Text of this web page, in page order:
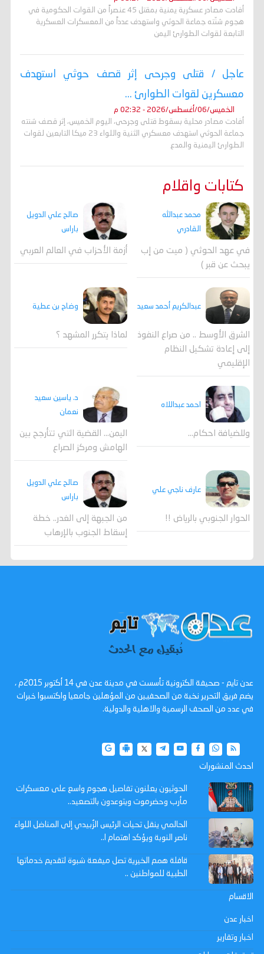
أفادت مصادر عسكرية يمنية بمقتل 45 عنصراً من القوات الحكومية في
هجوم شنّته جماعة الحوثي واستهدف عدداً من المعسكرات العسكرية
التابعة لقوات الطوارئ اليمن
عاجل / قتلى وجرحى إثر قصف حوثي استهدف
معسكرين لقوات الطوارئ ...
الخميس/06/أغسطس/2026 - 02:32 م
أفادت مصادر محلية بسقوط قتلى وجرحى، اليوم الخميس، إثر قصف شنته
جماعة الحوثي استهدف معسكري الثنية واللواء 23 ميكا التابعين لقوات
الطوارئ اليمنية والمدع
كتابات واقلام
محمد عبدالله
القادري
في عهد الحوثي ( ميت من إب
يبحث عن قبر )
صالح علي الدويل
باراس
أزمة الأحزاب في العالم العربي
عبدالكريم أحمد سعيد
الشرق الأوسط .. من صراع النفوذ
إلى إعادة تشكيل النظام
الإقليمي
وضاح بن عطية
لماذا يتكرر المشهد ؟
احمد عبداللاه
وللضيافة احكام…
د. ياسين سعيد
نعمان
اليمن… القضية التي تتأرجح بين
الهامش ومركز الصراع
عارف ناجي علي
الحوار الجنوبي بالرياض !!
صالح علي الدويل
باراس
من الجبهة إلى الغدر.. خطة
إسقاط الجنوب بالإرهاب
عدن تايم - صحيفة الكترونية تأسست في مدينة عدن في 14 أكتوبر 2015م ،
يضم فريق التحرير نخبة من الصحفيين من المؤهلين جامعيا واكتسبوا خبرات
في عدد من الصحف الرسمية والاهلية والدولية.
احدث المنشورات
الحوثيون يعلنون تفاصيل هجوم واسع على معسكرات
مأرب وحضرموت ويتوعدون بالتصعيد..
الحالمي ينقل تحيات الرئيس الزُبيدي إلى المناضل اللواء
ناصر النوبة ويؤكد اهتمام ا..
قافلة همم الخيرية تصل ميفعة شبوة لتقديم خدماتها
الطبية للمواطنين ..
الاقسام
اخبار عدن
اخبار وتقارير